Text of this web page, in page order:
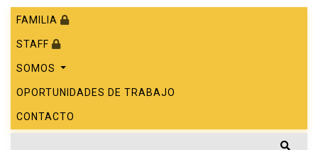
FAMILIA
STAFF
SOMOS
OPORTUNIDADES DE TRABAJO
CONTACTO